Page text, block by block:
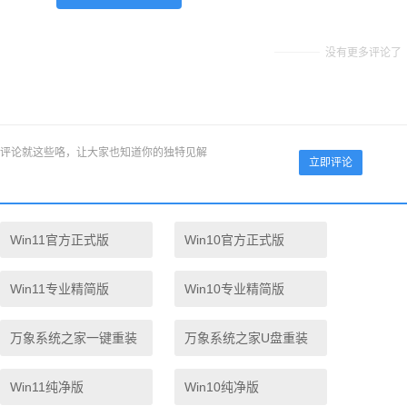
没有更多评论了
评论就这些咯，让大家也知道你的独特见解
立即评论
Win11官方正式版 Win10官方正式版
Win11专业精简版 Win10专业精简版
万象系统之家一键重装 万象系统之家U盘重装
Win11纯净版 Win10纯净版